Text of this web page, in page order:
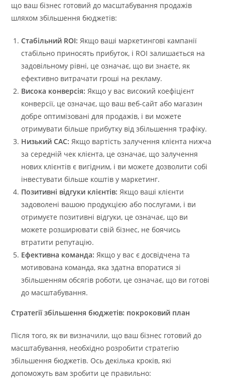
що ваш бізнес готовий до масштабування продажів
шляхом збільшення бюджетів:
Стабільний ROI: Якщо ваші маркетингові кампанії
стабільно приносять прибуток, і ROI залишається на
задовільному рівні, це означає, що ви знаєте, як
ефективно витрачати гроші на рекламу.
Висока конверсія: Якщо у вас високий коефіцієнт
конверсії, це означає, що ваш веб-сайт або магазин
добре оптимізовані для продажів, і ви можете
отримувати більше прибутку від збільшення трафіку.
Низький CAC: Якщо вартість залучення клієнта нижча
за середній чек клієнта, це означає, що залучення
нових клієнтів є вигідним, і ви можете дозволити собі
інвестувати більше коштів у маркетинг.
Позитивні відгуки клієнтів: Якщо ваші клієнти
задоволені вашою продукцією або послугами, і ви
отримуєте позитивні відгуки, це означає, що ви
можете розширювати свій бізнес, не боячись
втратити репутацію.
Ефективна команда: Якщо у вас є досвідчена та
мотивована команда, яка здатна впоратися зі
збільшенням обсягів роботи, це означає, що ви готові
до масштабування.
Стратегії збільшення бюджетів: покроковий план
Після того, як ви визначили, що ваш бізнес готовий до
масштабування, необхідно розробити стратегію
збільшення бюджетів. Ось декілька кроків, які
допоможуть вам зробити це правильно: